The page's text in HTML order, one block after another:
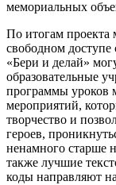
мемориальных
По итогам проекта
свободном
«Бери и делай»
образовательные
программы уроков
мероприятий,
творчество и
героев,
ненамного старше
также лучшие
коды направляют